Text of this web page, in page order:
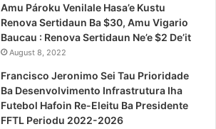
Amu Pároku Venilale Hasa’e Kustu
Renova Sertidaun Ba $30, Amu Vigario
Baucau : Renova Sertidaun Ne’e $2 De’it
August 8, 2022
Francisco Jeronimo Sei Tau Prioridade
Ba Desenvolvimento Infrastrutura Iha
Futebol Hafoin Re-Eleitu Ba Presidente
FFTL Periodu 2022-2026